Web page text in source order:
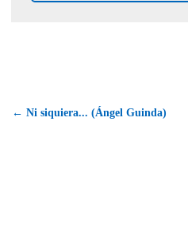
← Ni siquiera... (Ángel Guinda)